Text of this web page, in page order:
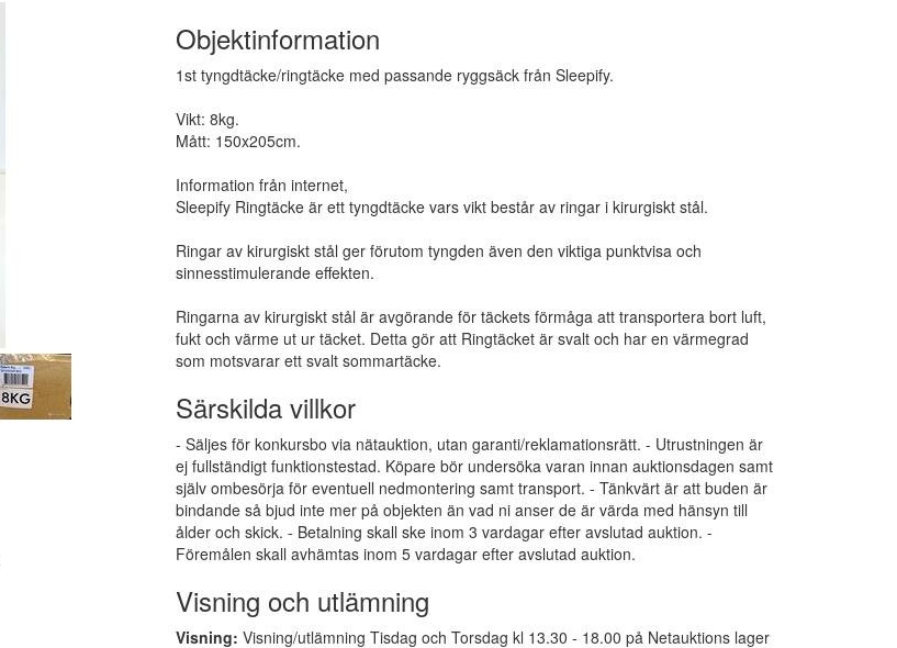
Objektinformation
1st tyngdtäcke/ringtäcke med passande ryggsäck från Sleepify.
Vikt: 8kg.
Mått: 150x205cm.
Information från internet,
Sleepify Ringtäcke är ett tyngdtäcke vars vikt består av ringar i kirurgiskt stål.
Ringar av kirurgiskt stål ger förutom tyngden även den viktiga punktvisa och
sinnesstimulerande effekten.
Ringarna av kirurgiskt stål är avgörande för täckets förmåga att transportera bort luft,
fukt och värme ut ur täcket. Detta gör att Ringtäcket är svalt och har en värmegrad
som motsvarar ett svalt sommartäcke.
Särskilda villkor
- Säljes för konkursbo via nätauktion, utan garanti/reklamationsrätt. - Utrustningen är
ej fullständigt funktionstestad. Köpare bör undersöka varan innan auktionsdagen samt
själv ombesörja för eventuell nedmontering samt transport. - Tänkvärt är att buden är
bindande så bjud inte mer på objekten än vad ni anser de är värda med hänsyn till
ålder och skick. - Betalning skall ske inom 3 vardagar efter avslutad auktion. -
Föremålen skall avhämtas inom 5 vardagar efter avslutad auktion.
Visning och utlämning
Visning: Visning/utlämning Tisdag och Torsdag kl 13.30 - 18.00 på Netauktions lager